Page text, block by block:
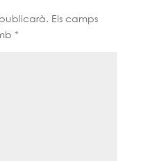
Els camps
*